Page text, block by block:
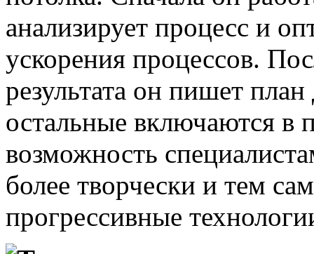
анализирует процесс и
ускорения процессов.
результата он пишет
остальные включаются в
возможность
более творчески и тем
прогрессивные